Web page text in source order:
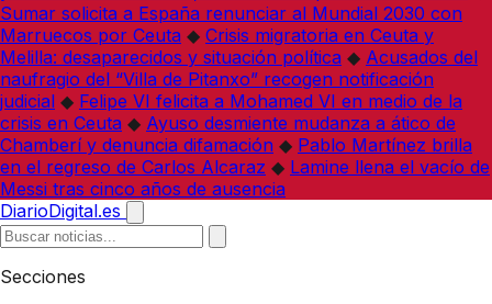
Sumar solicita a España renunciar al Mundial 2030 con
Marruecos por Ceuta ◆ Crisis migratoria en Ceuta y
Melilla: desaparecidos y situación política ◆ Acusados del
naufragio del “Villa de Pitanxo” recogen notificación
judicial ◆ Felipe VI felicita a Mohamed VI en medio de la
crisis en Ceuta ◆ Ayuso desmiente mudanza a ático de
Chamberí y denuncia difamación ◆ Pablo Martínez brilla
en el regreso de Carlos Alcaraz ◆ Lamine llena el vacío de
Messi tras cinco años de ausencia
DiarioDigital.es
Secciones